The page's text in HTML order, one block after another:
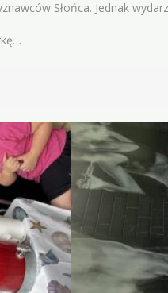
Słońca. Jednak